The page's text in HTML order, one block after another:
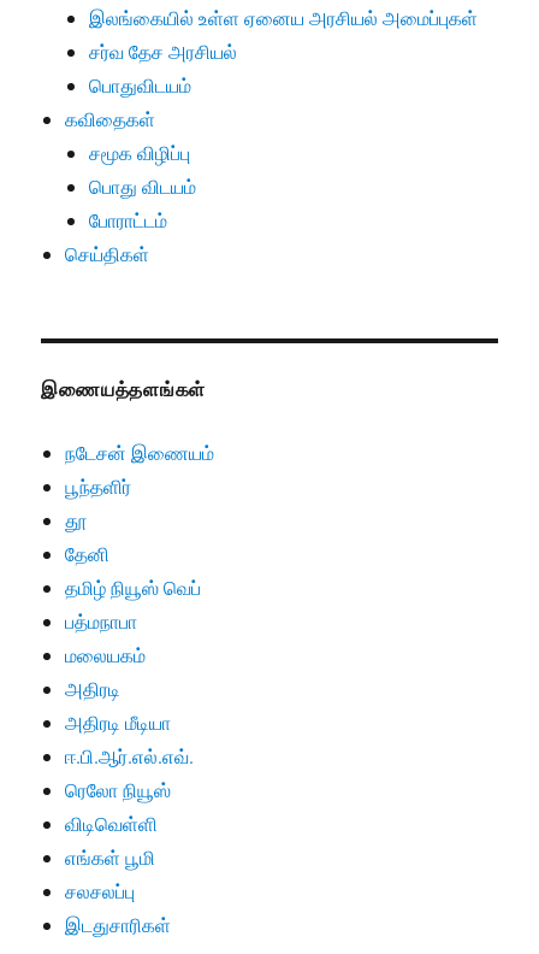
இலங்கையில் உள்ள ஏனைய அரசியல் அமைப்புகள்
சர்வ தேச அரசியல்
பொதுவிடயம்
கவிதைகள்
சமூக விழிப்பு
பொது விடயம்
போராட்டம்
செய்திகள்
இணையத்தளங்கள்
நடேசன் இணையம்
பூந்தளிர்
தூ
தேனி
தமிழ் நியூஸ் வெப்
பத்மநாபா
மலையகம்
அதிரடி
அதிரடி மீடியா
ஈ.பி.ஆர்.எல்.எவ்.
ரெலோ நியூஸ்
விடிவெள்ளி
எங்கள் பூமி
சலசலப்பு
இடதுசாரிகள்